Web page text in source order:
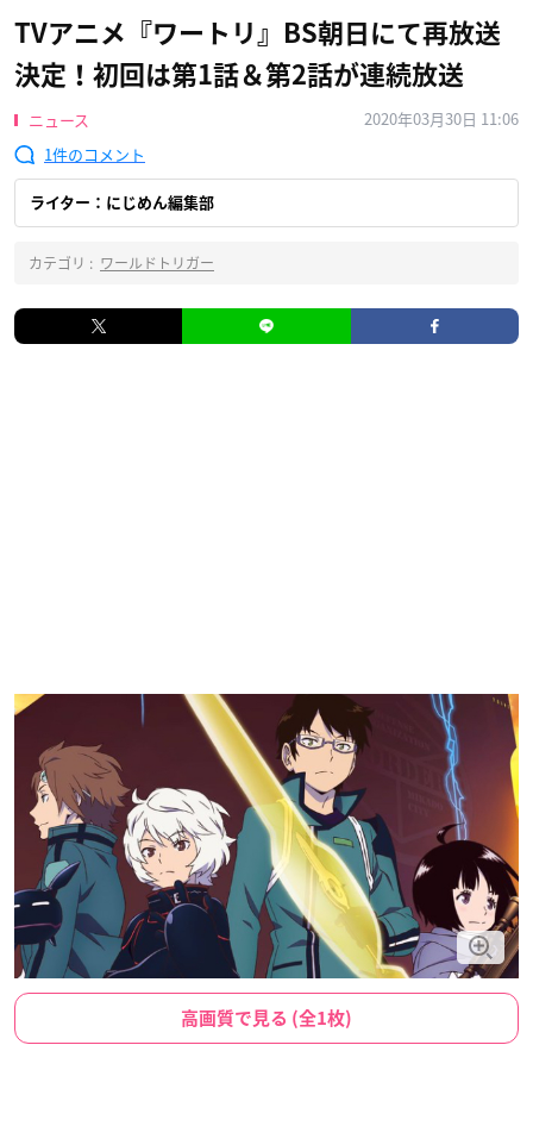
TVアニメ『ワートリ』BS朝日にて再放送
決定！初回は第1話＆第2話が連続放送
ニュース
2020年03月30日 11:06
1
ライター：にじめん編集部
カテゴリ : ワールドトリガー
高画質で見る (全1枚)